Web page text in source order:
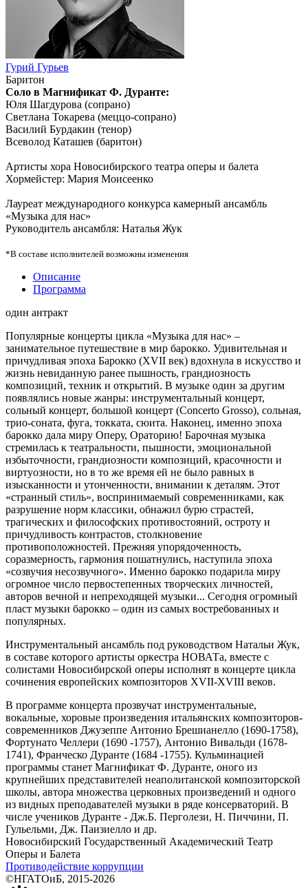
Гурий Гурьев
Баритон
Соло в Магнификат Ф. Дуранте:
Юля Шагдурова (сопрано)
Светлана Токарева (меццо-сопрано)
Василий Бурдакин (тенор)
Всеволод Каташев (баритон)
Артисты хора Новосибирского театра оперы и балета
Хормейстер: Мария Моисеенко
Лауреат международного конкурса камерный ансамбль
«Музыка для нас»
Руководитель ансамбля: Наталья Жук
*В составе исполнителей возможны изменения
Описание
Программа
один антракт
Популярные концерты цикла «Музыка для нас» –
занимательное путешествие в мир барокко. Удивительная и
причудливая эпоха Барокко (XVII век) вдохнула в искусство и
жизнь невиданную ранее пышность, грандиозность
композиций, техник и открытий. В музыке один за другим
появлялись новые жанры: инструментальный концерт,
сольный концерт, большой концерт (Concerto Grosso), сольная,
трио-соната, фуга, токката, сюита. Наконец, именно эпоха
барокко дала миру Оперу, Ораторию! Барочная музыка
стремилась к театральности, пышности, эмоциональной
избыточности, грандиозности композиций, красочности и
виртуозности, но в то же время ей не было равных в
изысканности и утонченности, внимании к деталям. Этот
«странный стиль», воспринимаемый современниками, как
разрушение норм классики, обнажил бурю страстей,
трагических и философских противостояний, остроту и
причудливость контрастов, столкновение
противоположностей. Прежняя упорядоченность,
соразмерность, гармония пошатнулись, наступила эпоха
«созвучия несозвучного». Именно барокко подарила миру
огромное число первостепенных творческих личностей,
авторов вечной и непреходящей музыки... Сегодня огромный
пласт музыки барокко – один из самых востребованных и
популярных.
Инструментальный ансамбль под руководством Натальи Жук,
в составе которого артисты оркестра НОВАТа, вместе с
солистами Новосибирской оперы исполнят в концерте цикла
сочинения европейских композиторов XVII-XVIII веков.
В программе концерта прозвучат инструментальные,
вокальные, хоровые произведения итальянских композиторов-
современников Джузеппе Антонио Брешианелло (1690-1758),
Фортунато Челлери (1690 -1757), Антонио Вивальди (1678-
1741), Франческо Дуранте (1684 -1755). Кульминацией
программы станет Магнификат Ф. Дуранте, оного из
крупнейших представителей неаполитанской композиторской
школы, автора множества церковных произведений и одного
из видных преподавателей музыки в ряде консерваторий. В
числе учеников Дуранте - Дж.Б. Перголези, Н. Пиччини, П.
Гульельми, Дж. Паизиелло и др.
Новосибирский Государственный Академический Театр
Оперы и Балета
Противодействие коррупции
©НГАТОиБ, 2015-2026